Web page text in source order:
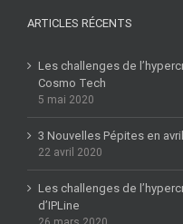
ARTICLES RÉCENTS
Les challenges de
Cosmo Tech
5 mai 2020
3 Nouvelles Pépites en
22 avril 2020
Les challenges de
d’IPLine